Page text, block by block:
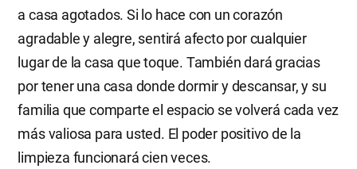
a casa agotados. Si lo hace con un corazón
agradable y alegre, sentirá afecto por cualquier
lugar de la casa que toque. También dará gracias
por tener una casa donde dormir y descansar, y su
familia que comparte el espacio se volverá cada vez
más valiosa para usted. El poder positivo de la
limpieza funcionará cien veces.